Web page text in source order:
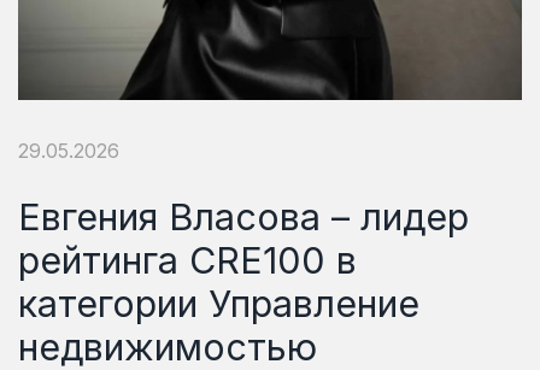
29.05.2026
Евгения Власова – лидер
рейтинга CRE100 в
категории Управление
недвижимостью